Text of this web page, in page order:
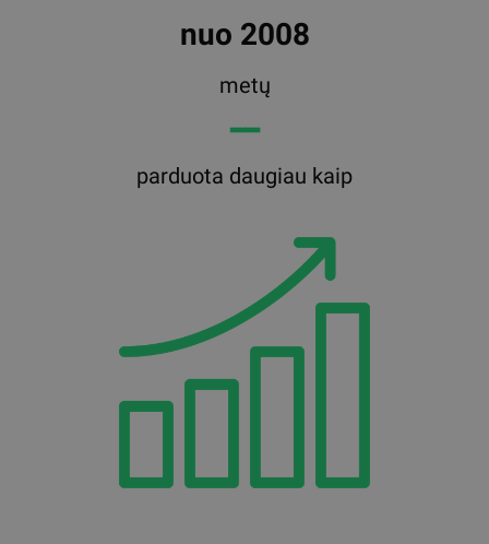
nuo 2008
metų
━━
parduota daugiau kaip